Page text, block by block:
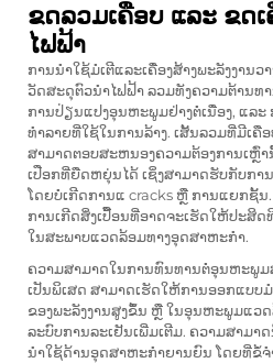
ຂດລວມເຄືອບ ແລະ ຂດ
ໄຟຟ້າ
ການນຳໃຊ້ມໍເຕີແລະເຄື່ອງສ້າງພະລັງງານ
ວັດສະດຸຕົວນຳໄຟຟ້າ ລວມທັງຄວາມຕ້ານທ
ການປ່ຽນແປງອຸນຫະພູມຢ່າງຕໍ່ເນື່ອງ, ແລ
ທຳລາຍທີ່ໃຊ້ໃນການລ້າງ. ເສັ້ນລວມທີ່ມີເຄື
ສາມາດຕອບສະຫນອງຄວາມຕ້ອງການເຫຼົ່
ເປືອກທີ່ຍືດຫຍຸ່ນໄດ້ ເຊິ່ງສາມາດຮັບກັບກ
ໂດຍບໍ່ເກີດການແ cracks ຫຼື ການແຍກຊັ້
ການເກີດສິ່ງເປື້ອນທີ່ອາດຈະເຮັດໃຫ້ປະສິດ
ໃນສະພາບແວດລ້ອມທາງອຸດສາຫະກຳ.
ຄວາມສາມາດໃນການທົນທານຕໍ່ອຸນຫະພູມ
ເປັນພິເສດ ສາມາດເຮັດໃຫ້ການອອກແບ
ຂອງພະລັງງານສູງຂຶ້ນ ຫຼື ໃນອຸນຫະພູມແວ
ລະບົບການລະເຢັນເພີ່ມເຕີມ. ຄວາມສາມາ
ນຳໃຊ້ດ້ານອຸດສາຫະກຳຍານຍົນ ໂດຍທີ່ຂໍ້